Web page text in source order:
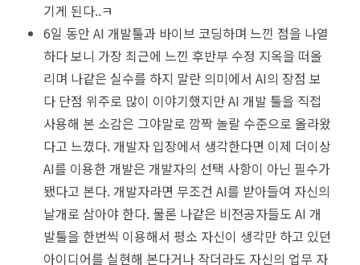
기게 된다..ㅋ
6일 동안 AI 개발툴과 바이브 코딩하며 느낀 점을 나열
하다 보니 가장 최근에 느낀 후반부 수정 지옥을 떠올
리며 나같은 실수를 하지 말란 의미에서 AI의 장점 보
다 단점 위주로 많이 이야기했지만 AI 개발 툴을 직접
사용해 본 소감은 그야말로 깜짝 놀랄 수준으로 올라왔
다고 느꼈다. 개발자 입장에서 생각한다면 이제 더이상
AI를 이용한 개발은 개발자의 선택 사항이 아닌 필수가
됐다고 본다. 개발자라면 무조건 AI를 받아들여 자신의
날개로 삼아야 한다. 물론 나같은 비전공자들도 AI 개
발툴을 한번씩 이용해서 평소 자신이 생각만 하고 있던
아이디어를 실현해 본다거나 작더라도 자신의 업무 자